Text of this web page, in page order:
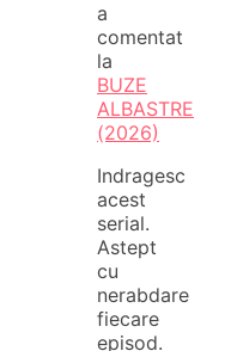
a
comentat
la
BUZE
ALBASTRE
(2026)
Indragesc
acest
serial.
Astept
cu
nerabdare
fiecare
episod.